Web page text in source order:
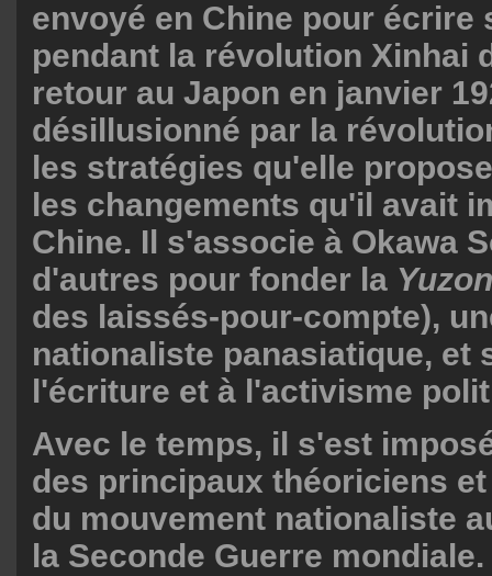
envoyé en Chine pour écrire
pendant la révolution Xinhai
retour au Japon en janvier
désillusionné par la
les stratégies qu'elle
les changements qu'il avait
Chine. Il s'associe à Okawa
d'autres pour fonder la
des laissés-pour-compte),
nationaliste panasiatique, et
l'écriture et à l'activisme
Avec le temps, il s'est
des principaux théoriciens
du mouvement nationaliste
la Seconde Guerre mondiale.